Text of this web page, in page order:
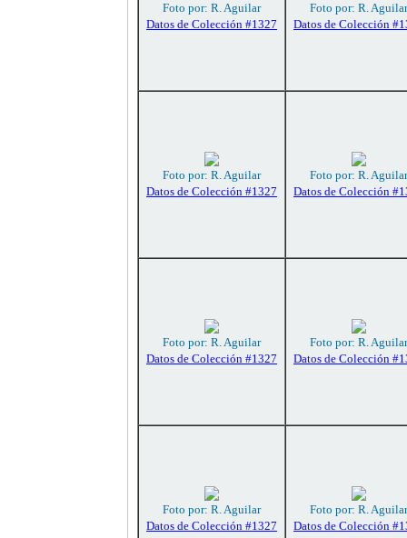
Foto por: R. Aguilar
Datos de Colección #1327
Foto por: R. Aguilar
Datos de Colección
Foto por: R. Aguilar
Datos de Colección #1327
Foto por: R. Aguilar
Datos de Colección
Foto por: R. Aguilar
Datos de Colección #1327
Foto por: R. Aguilar
Datos de Colección
Foto por: R. Aguilar
Datos de Colección #1327
Foto por: R. Aguilar
Datos de Colección